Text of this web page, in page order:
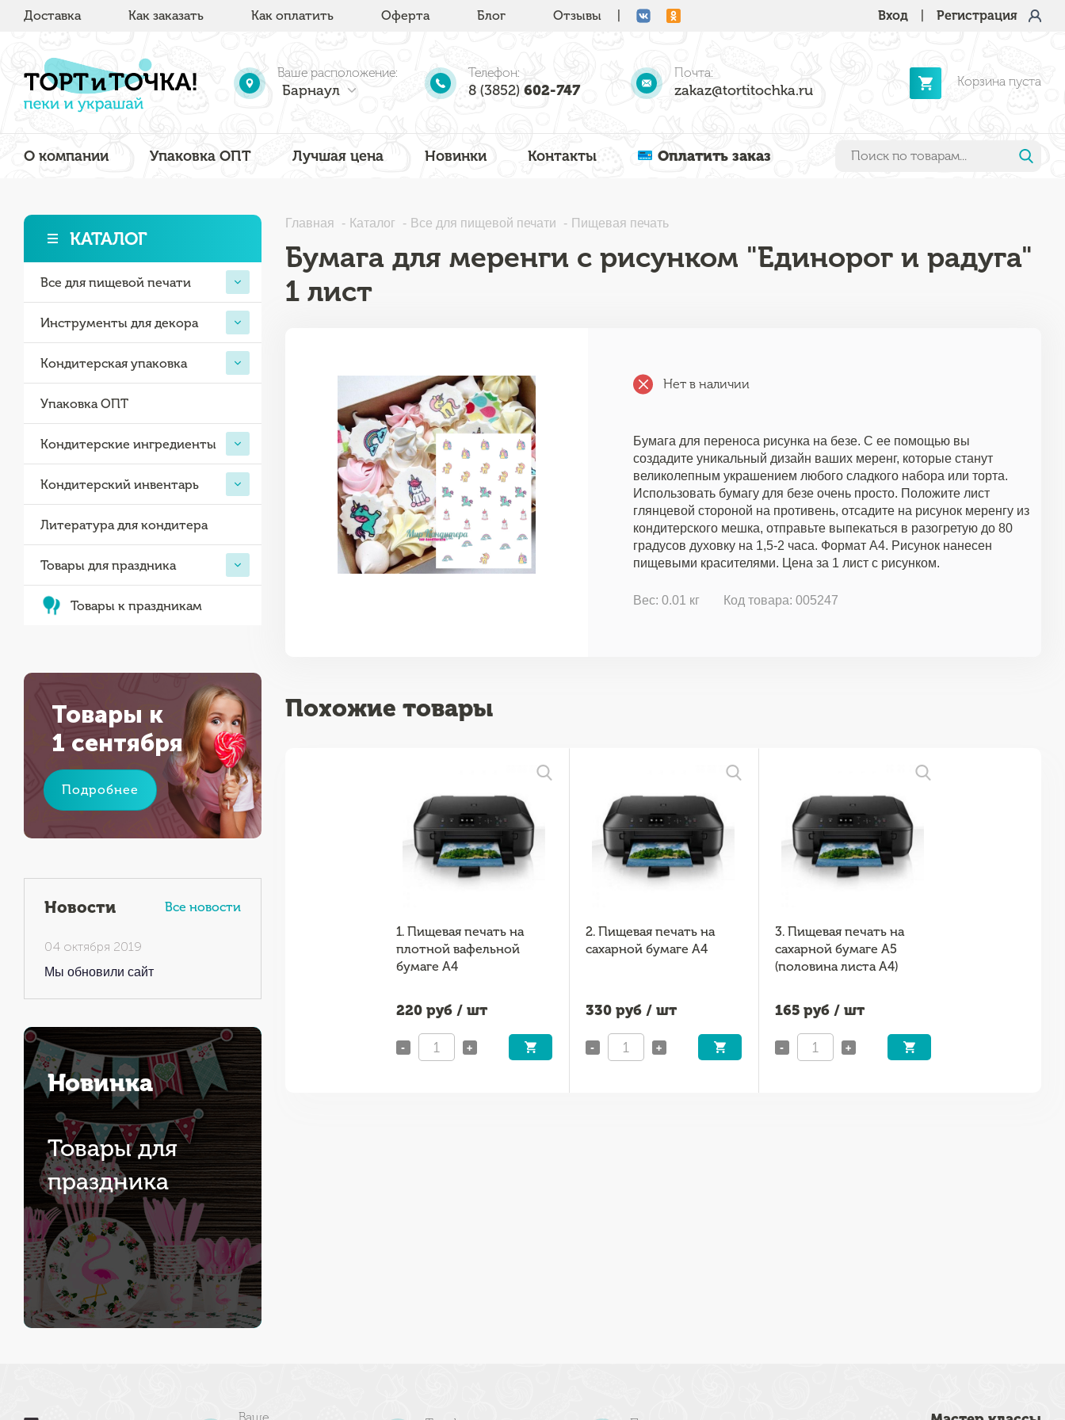
Доставка Как заказать Как оплатить Оферта Блог Отзывы Вход Регистрация
Ваше расположение:
Барнаул
Телефон:
8 (3852) 602-747
Почта:
zakaz@tortitochka.ru
Корзина пуста
О компании Упаковка ОПТ Лучшая цена Новинки Контакты Оплатить заказ
КАТАЛОГ
Все для пищевой печати
Инструменты для декора
Кондитерская упаковка
Упаковка ОПТ
Кондитерские ингредиенты
Кондитерский инвентарь
Литература для кондитера
Товары для праздника
Товары к праздникам
Товары к
1 сентября
Подробнее
Новости Все новости
04 октября 2019
Мы обновили сайт
Новинка
Товары для
праздника
Главная Каталог Все для пищевой печати Пищевая печать
Бумага для меренги с рисунком "Единорог и радуга"
1 лист
Нет в наличии
Бумага для переноса рисунка на безе. С ее помощью вы
создадите уникальный дизайн ваших меренг, которые станут
великолепным украшением любого сладкого набора или торта.
Использовать бумагу для безе очень просто. Положите лист
глянцевой стороной на противень, отсадите на рисунок меренгу из
кондитерского мешка, отправьте выпекаться в разогретую до 80
градусов духовку на 1,5-2 часа. Формат А4. Рисунок нанесен
пищевыми красителями. Цена за 1 лист с рисунком.
Вес: 0.01 кг Код товара: 005247
Похожие товары
1. Пищевая печать на
плотной вафельной
бумаге А4
220руб / шт
- +
2. Пищевая печать на
сахарной бумаге А4
330руб / шт
- +
3. Пищевая печать на
сахарной бумаге А5
(половина листа А4)
165руб / шт
- +